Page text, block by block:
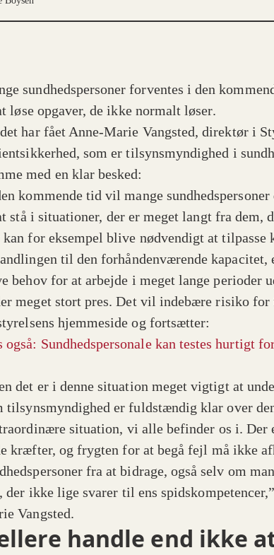
sundhedspersoner forventes i den
løse opgaver, de ikke normalt løser.
har fået Anne-Marie Vangsted, direktør i
som er tilsynsmyndighed i
med en klar besked:
kommende tid vil mange
stå i situationer, der er meget langt fra dem,
kan for eksempel blive nødvendigt at tilpasse
til den forhåndenværende kapacitet,
behov for at arbejde i meget lange perioder
meget stort pres. Det vil indebære risiko
hjemmeside og fortsætter:
også: Sundhedspersonale kan testes hurtigt
det er i denne situation meget vigtigt at
tilsynsmyndighed er fuldstændig klar over
situation, vi alle befinder os i. Der
kræfter, og frygten for at begå fejl må ikke
fra at bidrage, også selv om
der ikke lige svarer til ens
Vangsted.
handle end ikke